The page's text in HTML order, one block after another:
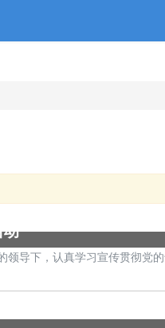
导下，认真学习宣传贯彻